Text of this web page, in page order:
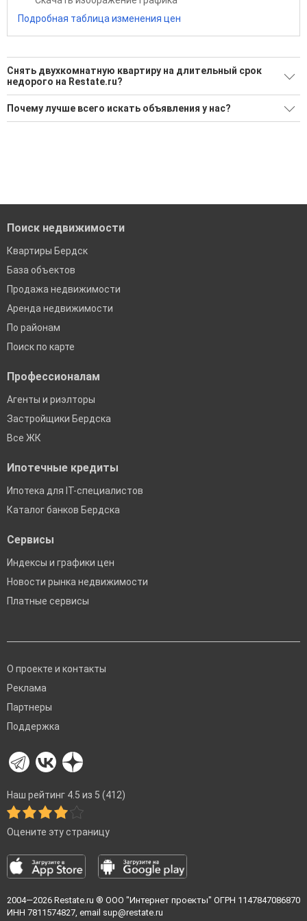
Подробная таблица изменения цен
Снять двухкомнатную квартиру на длительный срок
недорого на Restate.ru?
Ищите, как Снять двухкомнатную квартиру на длительный
срок недорого?
Почему лучше всего искать объявления у нас?
Поиск недвижимости
Квартиры Бердск
База объектов
Продажа недвижимости
Аренда недвижимости
По районам
Поиск по карте
Профессионалам
Агенты и риэлторы
Застройщики Бердска
Все ЖК
Ипотечные кредиты
Ипотека для IT-специалистов
Каталог банков Бердска
Сервисы
Индексы и графики цен
Новости рынка недвижимости
Платные сервисы
О проекте и контакты
Реклама
Партнеры
Поддержка
Наш рейтинг 4.5 из 5 (412)
Оцените эту страницу
2004—2026 Restate.ru ® ООО "Интернет проекты" ОГРН 1147847086870
ИНН 7811574827, email sup@restate.ru